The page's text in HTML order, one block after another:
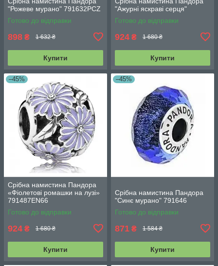
"Рожеве мурано" 791632PCZ
Готово до відправки
898 ₴ 1 632 ₴
Купити
"Ажурні яскраві серця"
Готово до відправки
924 ₴ 1 680 ₴
Купити
–45%
Срібна намистина Пандора
«Фіолетові ромашки на лузі»
791487EN66
Готово до відправки
924 ₴ 1 680 ₴
Купити
–45%
Срібна намистина Пандора
"Синє мурано" 791646
Готово до відправки
871 ₴ 1 584 ₴
Купити